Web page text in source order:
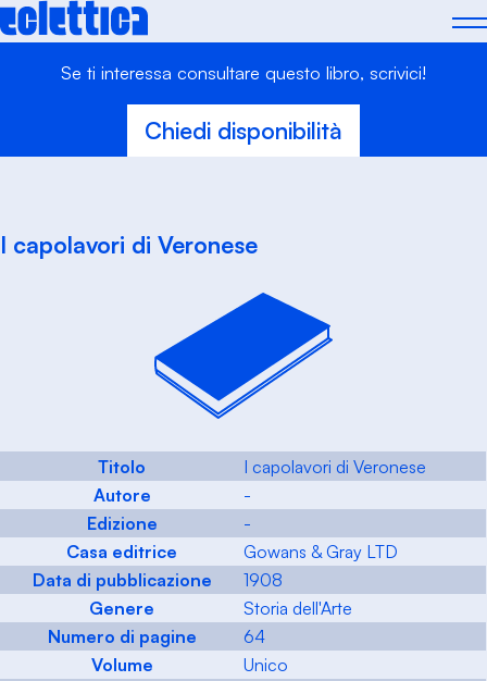
Skip
to
Se ti interessa consultare questo libro, scrivici!
Chiedi disponibilità
I capolavori di Veronese
Titolo
I capolavori di Veronese
Autore
-
Edizione
-
Casa editrice
Gowans & Gray LTD
Data di pubblicazione
1908
Genere
Storia dell'Arte
Numero di pagine
64
Volume
Unico